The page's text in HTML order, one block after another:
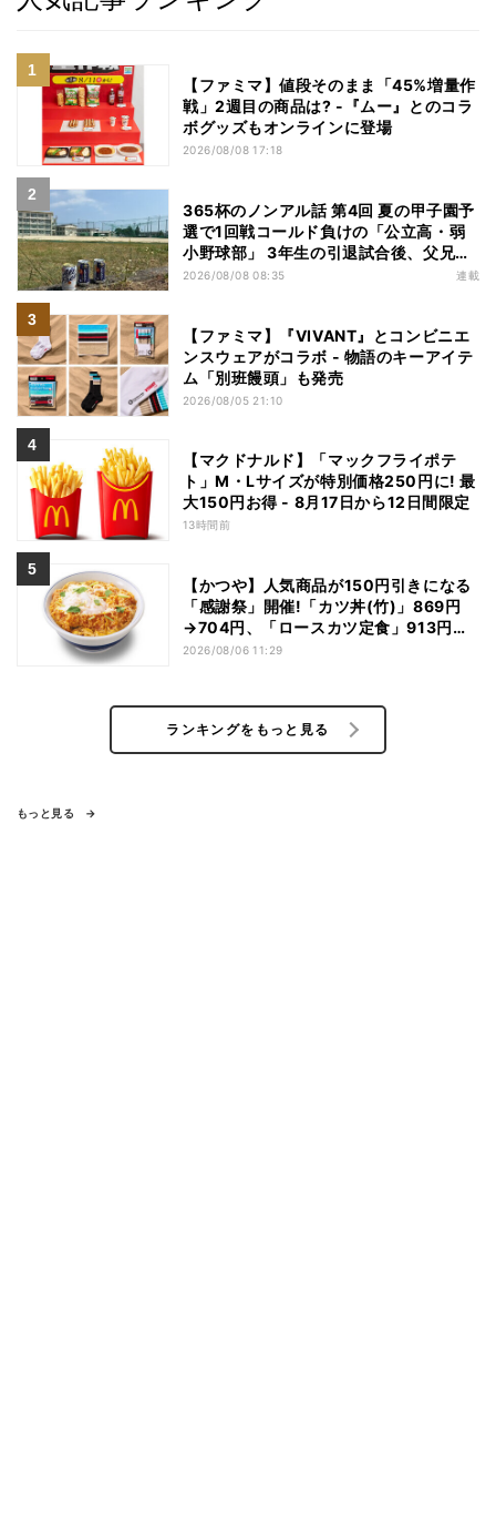
【ファミマ】値段そのまま「45%増量作
戦」2週目の商品は? -『ムー』とのコラ
ボグッズもオンラインに登場
2026/08/08 17:18
365杯のノンアル話 第4回 夏の甲子園予
選で1回戦コールド負けの「公立高・弱
小野球部」 3年生の引退試合後、父兄
が“現場”で取り出したのは……
2026/08/08 08:35 連載
【ファミマ】『VIVANT』とコンビニエ
ンスウェアがコラボ - 物語のキーアイテ
ム「別班饅頭」も発売
2026/08/05 21:10
【マクドナルド】「マックフライポテ
ト」M・Lサイズが特別価格250円に! 最
大150円お得 - 8月17日から12日間限定
13時間前
【かつや】人気商品が150円引きになる
「感謝祭」開催!「カツ丼(竹)」869円
→704円、「ロースカツ定食」913円
→748円に - 8日間限定
2026/08/06 11:29
ランキングをもっと見る
もっと見る